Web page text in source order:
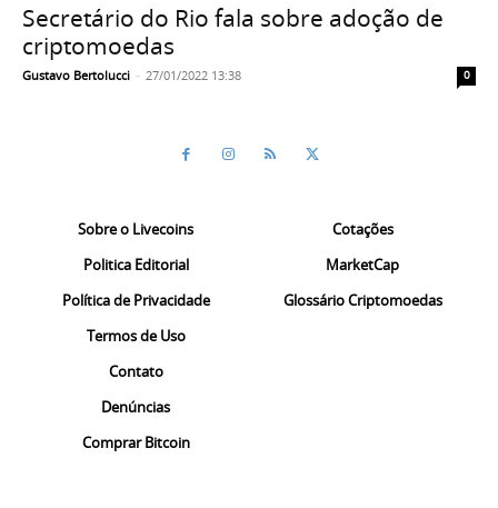
Secretário do Rio fala sobre adoção de
criptomoedas
Gustavo Bertolucci - 27/01/2022 13:38 0
Sobre o Livecoins
Politica Editorial
Política de Privacidade
Termos de Uso
Contato
Denúncias
Comprar Bitcoin
Cotações
MarketCap
Glossário Criptomoedas